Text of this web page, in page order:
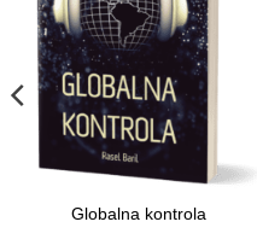
V
a
š
e
E
m
Pitanje
Globalna kontrola